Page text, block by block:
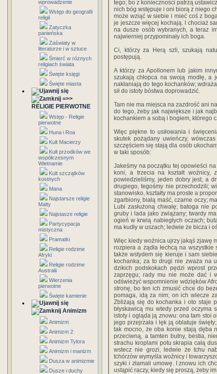
wprowadzenie
Wstęp do geografii
religii
Zatyczka
panieńska
Zaświaty w
literaturze i w sztuce
Śmierć w różnych
religiach świata
Święte księgi
Święte miasta
=>>
RELIGIE PIERWOTNE
Wstęp - Religie
pierwotne
Huna i Roa
Kult Macierzy
Kult przodków we
współczesnym
Wietnamie
Kult szczątków
kostnych
Mana
Najstarsze religie
Malty
Najstasze religie
Partycypacja
mistyczna
Pramatki
Religie rodzime
Afryki
Religie rodzime
Australii
Wierzenia
pierwotne
Święte kamienie
Animizm
Animizm
Animizm 2
Animizm Tylora
Animizm i manizm
Dusza w animizmie
Dusze i duchy
tego; bo z konieczności patrzą
nich bóg wstępuje i oni biorą z niego
może wziąć w siebie i mieć coś z
je jeszcze więcej kochają. I chociaż
na dusze osób wybranych, a teraz
najwierniej przypominały ich boga.
Ci, którzy za Herą szli, szukają
postępują.
A którzy za Apollonem lub jakim
szukają chłopca na swoją modłę,
nakłaniają do tego kochanków;
sił do istoty bóstwa doprowadzić.
Tam nie ma miejsca na zazdrość ani
do tego, żeby jak największe i jak
kochankiem a sobą i bogiem, którego
Więc piękne to usiłowania i
skutek pożądany uwieńczy,
szczęściem się stają dla osób
w taki sposób:
Jakeśmy na początku tej opowieści
koni, a trzecia na kształt
powiedzieliśmy, jeden dobry jest, a
drugiego, tegośmy nie przechodzili;
stanowisko, kształty ma proste a
zgarbiony, białą maść, czarne oczy;
Lubi zasłużoną chwałę; batoga nie
gruby i lada jako związany; twardy
ogień w krwią nabiegłych oczach;
ma kudły w uszach; ledwie że bicza i
Więc kiedy woźnica ujrzy jakąś zjawę
rozpiera a żądła łechcą na
także wstydem się kieruje i sam
kochanka; za to drugi nie zważa na
dzikich podskokach pędzi wprost
zaprzęgu; rady mu nie może dać i
odświeżyć wspomnienie wdzięków
stronę, bo ten ich zmusić chce do
pomaga, idą za nim; on ich wlecze
Zbliżają się do kochanka i oto staje
błyskawicą mu wtedy przed
istoty i ogląda ją znowu: ona tam stoi
jego przejrzała i lęk ją oblatuje
tak mocno, że oba konie stają dęba
przeciwną, a tamten butny, bestia,
strachu kroplami potu skrapia całą
wstecz nie grozi, ledwie że tchu
tchórzów wymyśla woźnicy i
szyki i złamali umowę. I znowu ich
ustąpić raczy, kiedy się proszą, żeby